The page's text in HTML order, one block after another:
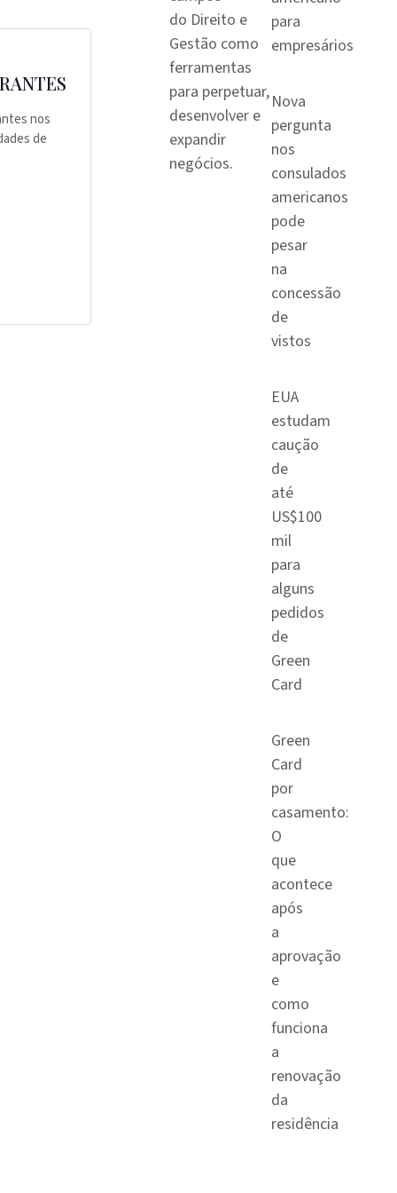
nos
de
do Direito e
Gestão como
ferramentas
para perpetuar,
desenvolver e
expandir
negócios.
para
empresários
Nova
pergunta
nos
consulados
americanos
pode
pesar
na
concessão
de
vistos
EUA
estudam
caução
de
até
US$100
mil
para
alguns
pedidos
de
Green
Card
Green
Card
por
casamento:
O
que
acontece
após
a
aprovação
e
como
funciona
a
renovação
da
residência